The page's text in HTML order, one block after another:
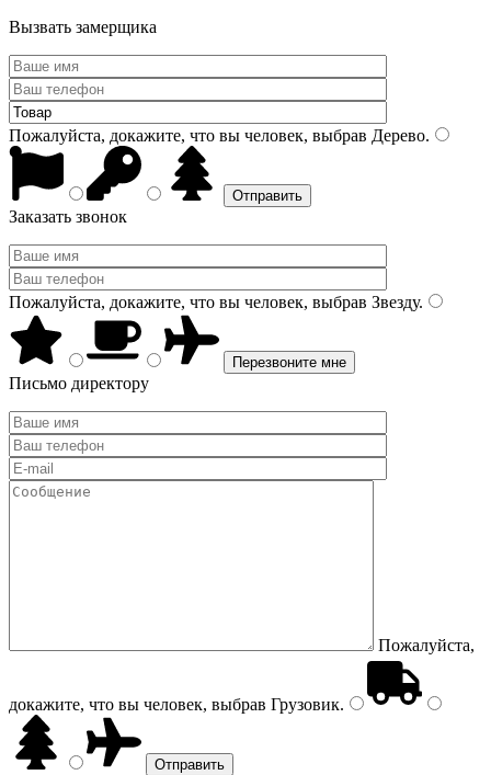
Вызвать замерщика
Пожалуйста, докажите, что вы человек, выбрав Дерево.
Заказать звонок
Пожалуйста, докажите, что вы человек, выбрав Звезду.
Письмо директору
Пожалуйста,
докажите, что вы человек, выбрав Грузовик.